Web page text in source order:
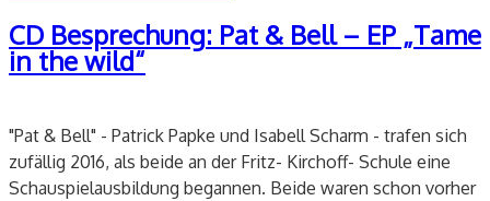
CD Besprechung: Pat & Bell – EP „Tame
in the wild“
"Pat & Bell" - Patrick Papke und Isabell Scharm - trafen sich
zufällig 2016, als beide an der Fritz- Kirchoff- Schule eine
Schauspielausbildung begannen. Beide waren schon vorher